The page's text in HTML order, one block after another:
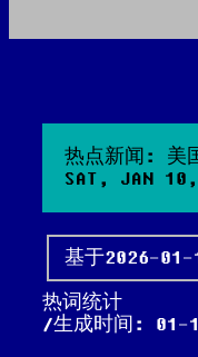
热点新闻: 美
SAT, JAN
基于2026-01-
热词统计
生成时间: 01-